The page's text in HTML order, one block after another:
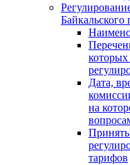
Байкальского
Дата,
на
тарифов